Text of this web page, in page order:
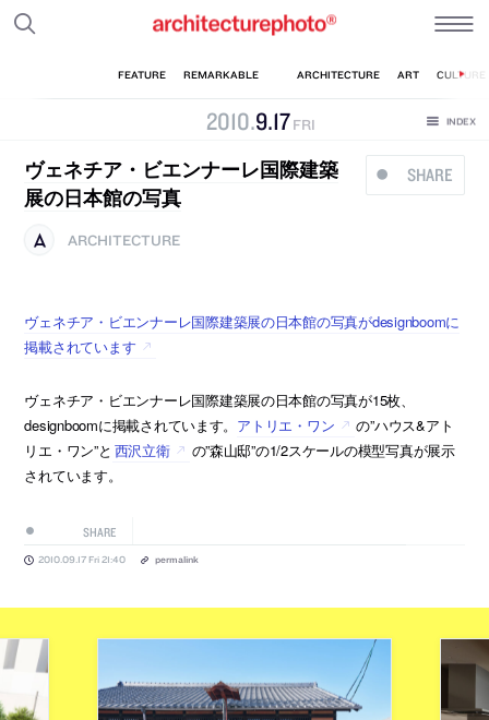
2010.9.17 FRI
SHARE
ヴェネチア・ビエンナーレ国際建築
展の日本館の写真
ARCHITECTURE
ヴェネチア・ビエンナーレ国際建築展の日本館の写真がdesignboomに
掲載されています
ヴェネチア・ビエンナーレ国際建築展の日本館の写真が15枚、
designboomに掲載されています。 アトリエ・ワン
の”ハウス&アト
リエ・ワン”と 西沢立衛
の”森山邸”の1/2スケールの模型写真が展示
されています。
SHARE
2010.09.17 Fri 21:40 permalink